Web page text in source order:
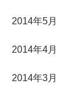
2014年5月
2014年4月
2014年3月